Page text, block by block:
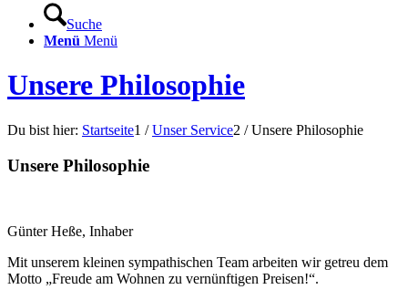
Suche
Menü Menü
Unsere Philosophie
Du bist hier: Startseite1 / Unser Service2 / Unsere Philosophie
Unsere Philosophie
Günter Heße, Inhaber
Mit unserem kleinen sympathischen Team arbeiten wir getreu dem
Motto „Freude am Wohnen zu vernünftigen Preisen!“.